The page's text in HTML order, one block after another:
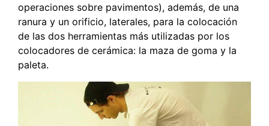
operaciones sobre pavimentos), además, de una
ranura y un orificio, laterales, para la colocación
de las dos herramientas más utilizadas por los
colocadores de cerámica: la maza de goma y la
paleta.